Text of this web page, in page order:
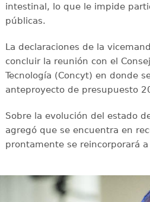
intestinal, lo que le impide
públicas.
La declaraciones de la
concluir la reunión con el
Tecnología (Concyt) en donde
anteproyecto de presupuesto
Sobre la evolución del estado
agregó que se encuentra en
prontamente se reincorporará